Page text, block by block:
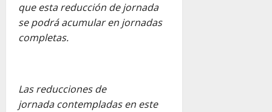
que esta reducción de jornada
se podrá acumular en jornadas
completas.
Las reducciones de
jornada contempladas en este